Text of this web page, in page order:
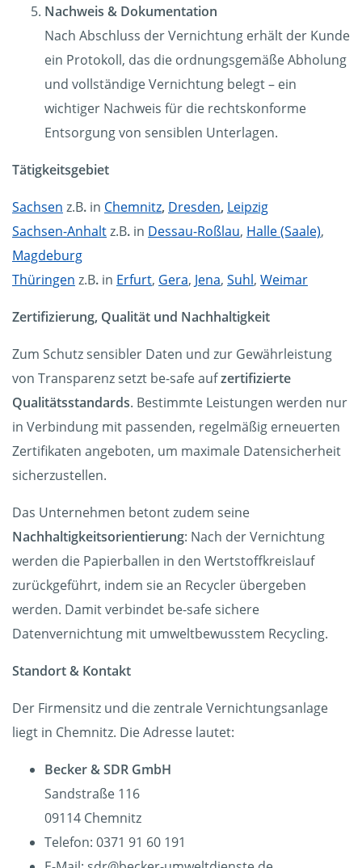
Nachweis & Dokumentation
Nach Abschluss der Vernichtung erhält der Kunde
ein Protokoll, das die ordnungsgemäße Abholung
und vollständige Vernichtung belegt – ein
wichtiger Nachweis für die rechtskonforme
Entsorgung von sensiblen Unterlagen.
Tätigkeitsgebiet
Sachsen z.B. in Chemnitz, Dresden, Leipzig
Sachsen-Anhaltz.B. in Dessau-Roßlau, Halle (Saale),
Magdeburg
Thüringen z.B. in Erfurt, Gera, Jena, Suhl, Weimar
Zertifizierung, Qualität und Nachhaltigkeit
Zum Schutz sensibler Daten und zur Gewährleistung
von Transparenz setzt be-safe aufzertifizierte
Qualitätsstandards. Bestimmte Leistungen werden nur
in Verbindung mit passenden, regelmäßig erneuerten
Zertifikaten angeboten, um maximale Datensicherheit
sicherzustellen.
Das Unternehmen betont zudem seine
Nachhaltigkeitsorientierung: Nach der Vernichtung
werden die Papierballen in den Wertstoffkreislauf
zurückgeführt, indem sie an Recycler übergeben
werden. Damit verbindet be-safe sichere
Datenvernichtung mit umweltbewusstem Recycling.
Standort & Kontakt
Der Firmensitz und die zentrale Vernichtungsanlage
liegt in Chemnitz. Die Adresse lautet:
Becker & SDR GmbH
Sandstraße 116
09114 Chemnitz
Telefon: 0371 91 60 191